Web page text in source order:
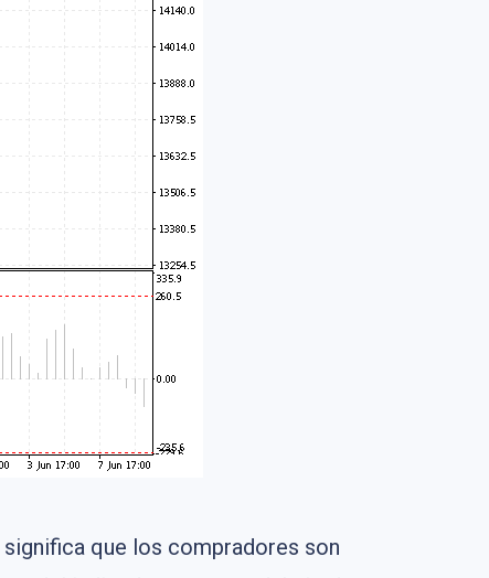
que los compradores son